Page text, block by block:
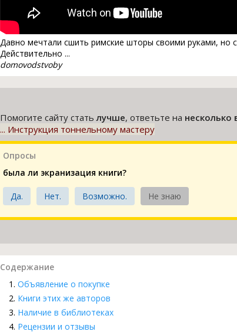
Давно мечтали сшить римские шторы своими руками, но
Действительно ...
domovodstvoby
Помогите сайту статьлучше, ответьте на несколько
... Инструкция тоннельному мастеру
Опросы
была ли экранизация книги?
Да. Нет. Возможно. Не знаю
Содержание
Объявление о покупке
Книги этих же авторов
Наличие в библиотеках
Рецензии и отзывы